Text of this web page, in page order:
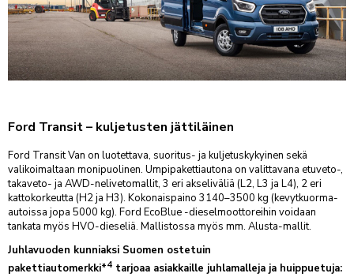
NISSAN
OPEL
PEUGEOT
TOYOTA
VARAA KAUSIHUOLTO
OSTA RENKAAT
PALVELUT
KAUSIHUOLTO
NOUTO- JA PALAUTUSPALVELU
RENGASPALVELUT
TUO & NOUDA 24/7 -AUTOMAATTI
VIDEOCHECK
HUOLLON RAHOITUS
LISÄVARUSTEET
VARAOSAKYSELY
LISÄPALVELUT
LENTOHUOLTO
KATSASTUS
SIJAISAUTO
PESUPALVELU
TARJOUKSET
KAIKKI HUOLLON PALVELUT
VARAA VAURIOTARKASTUS
VARAA KOLARIKORJAUS
KOLARIKORJAUS
TUULILASIT & KIVENISKEMÄN KORJAUKSET
SMART-KOLHUNOIKAISU
TARJOUKSET
TARJOUKSET
YHTEYSTIEDOT
Ristipellontie 5, Helsinki
AUTOKESKUS AIRPORT
Silvastintie 4, Vantaa
AUTOKESKUS TAMPERE
Hatanpään Valtatie 44-46, Tampere
AUTOKESKUS HÄMEENLINNA
Uhrikivenkatu 11, Hämeenlinna
AUTOKESKUS LYHYESTI
HALLINTO
MATERIAALIPANKKI
LASKUTUSTIEDOT
BLOGI
TILAA UUTISKIRJE
Ford Transit – kuljetusten jättiläinen
Ford Transit Van on luotettava, suoritus- ja kuljetuskykyinen sekä
valikoimaltaan monipuolinen. Umpipakettiautona on valittavana etuveto-,
takaveto- ja AWD-nelivetomallit, 3 eri akseliväliä (L2, L3 ja L4), 2 eri
kattokorkeutta (H2 ja H3). Kokonaispaino 3140–3500 kg (kevytkuorma-
autoissa jopa 5000 kg). Ford EcoBlue -dieselmoottoreihin voidaan
tankata myös HVO-dieseliä. Mallistossa myös mm. Alusta-mallit.
Juhlavuoden kunniaksi Suomen ostetuin
pakettiautomerkki*4 tarjoaa asiakkaille juhlamalleja ja huippuetuja: